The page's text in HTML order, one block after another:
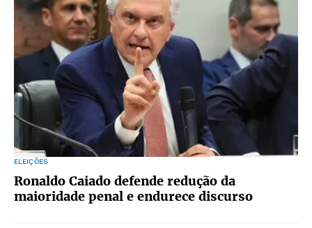
ELEIÇÕES
Ronaldo Caiado defende redução da
maioridade penal e endurece discurso